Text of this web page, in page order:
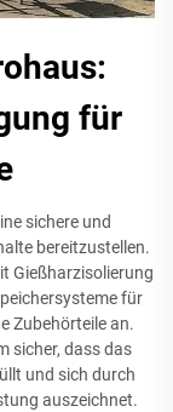
für
sichere und
bereitzustellen.
Gießharzisolierung
für
Zubehörteile an.
sicher, dass das
und sich durch
auszeichnet.